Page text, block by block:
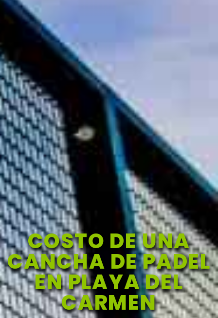
COSTO DE UNA
CANCHA DE PADEL
EN PLAYA DEL
CARMEN